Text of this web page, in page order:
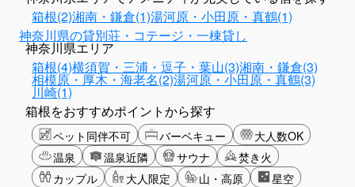
箱根(2)湘南・鎌倉(1)湯河原・小田原・真鶴(1)
神奈川県の貸別荘・コテージ・一棟貸し
神奈川県エリア
箱根(4)横須賀・三浦・逗子・葉山(3)湘南・鎌倉(3)
相模原・厚木・海老名(2)湯河原・小田原・真鶴(3)
川崎(1)
箱根をおすすめポイントから探す
ペット同伴不可 バーベキュー
大人数OK
温泉
温泉近隣 サウナ
焚き火
カップル
大人限定 山・高原
星空